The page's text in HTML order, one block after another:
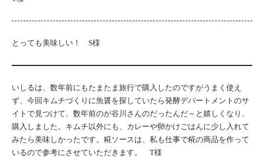
とっても美味しい！ S様
いしるは、数年前にもたまたま旅行で購入したのですがうまく使え
ず、今回キムチづくりに魚醤を探していたら発酵デパートメントのサ
イトで見つけて、数年前のが谷川さんのだったんだ～と嬉しくなり、
購入しました。キムチ以外にも、カレーや卵かけごはんに少し入れて
みたら美味しかったです。糀ソースは、私も仕事で糀の商品を作って
いるので参考にさせていただきます。 T様